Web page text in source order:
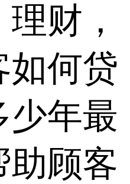
财，
如何贷
少年最
助顾客